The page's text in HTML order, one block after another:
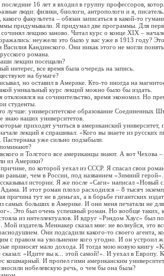
16 лет я входил в группу профессоров,
люди: физики, биологи, антропологи и я,
факультета – обязан записаться в какой-то
придумывали. Я придумал две программы. Для
лекцию заново. Читал курс о конце XIX –
неужели это было у вас уже в 1913 году?
Кандинского. Они никак этого не могли
романа.
лекции посещали?
интерес, все время была очередь на запись.
на бумаге?
но оставил в Америке. Кто-то иногда на
уникальный курс лекций можно было бы издать.
отклонялся на сочинительство, время экономил. Но
студенты.
лучше: университетское образование Соединенных
знаю наших университетов.
приходят учиться в американский
лекций я спрашивал: «Кого вы знаете из русских
уже сильно подзабыли.
и Толстого все американцы знают. А вот Чехова
из Америки?
по которой уехал из СССР. Я спасал свои
раньше, чем в России, под названием «Зимний
истории. Я же после «Саги» написал «Новый
И этот роман плохо расходился – 8 тысяч
причина тут не в деньгах, а в борьбе гигантских
самых больших в Америке. И они меня печатали не
Это был очень успешный роман. Но вообще таких,
из интеллектуалов. И вдруг «Рэндом Хаус» был
Мой издатель Меннакер сказал мне: не волнуйся, это
Они подсадили какого-то своего агента,
с правом на увольнение кого угодно. И он
приносят мало дохода. И тогда мою новую книгу
сказал: «Идите вы к... этой самой!». И уехал в
кошмарный. И пропел гимн американским
нобелевскую речь, о чем бы она была?